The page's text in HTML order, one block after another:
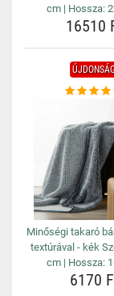
cm | Hossza:
16510
Minőségi takaró
textúrával - kék
cm | Hossza:
6170